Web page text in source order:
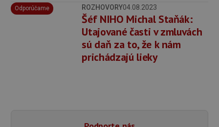
Odporúčame ROZHOVORY04.08.2023
Šéf NIHO Michal Staňák:
Utajované časti v zmluvách
sú daň za to, že k nám
prichádzajú lieky